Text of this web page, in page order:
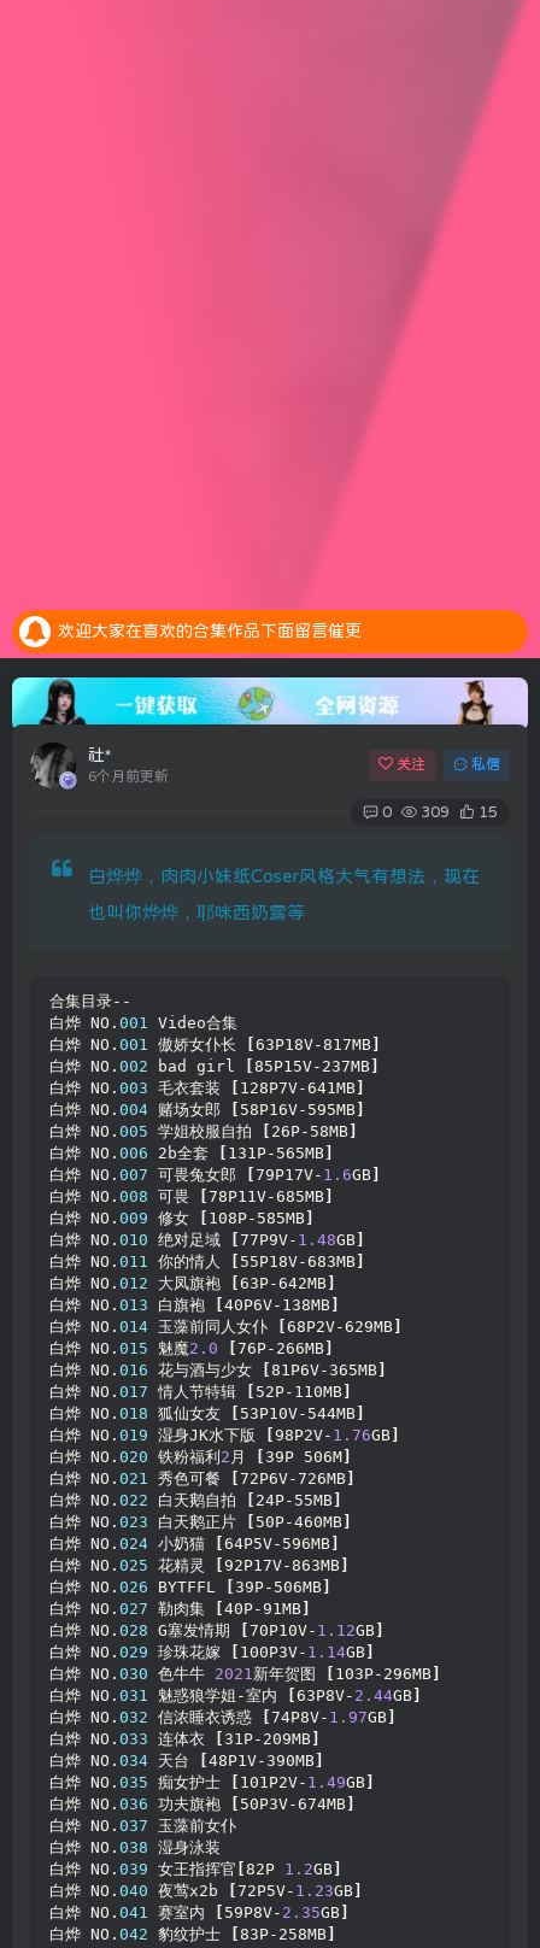
欢迎大家在喜欢的合集作品下面留言催更
社*
6个月前更新
关注 私信
0 309 15
白烨烨，肉肉小妹纸Coser风格大气有想法，现在
也叫你烨烨，耶咪西奶露等
合集目录--
白烨 NO. 001
Video合集
白烨 NO. 001 傲娇女仆长 [63P18V-817MB]
白烨 NO. 002 bad girl [85P15V-237MB]
白烨 NO. 003 毛衣套装 [ 128P7V-641MB]
白烨 NO. 004 赌场女郎 [ 58P16V-595MB]
白烨 NO. 005 学姐校服自拍 [ 26P-58MB]
白烨 NO. 006 2b全套 [ 131P-565MB]
白烨 NO. 007 可畏兔女郎 [79P17V- 1.6GB]
白烨 NO. 008 可畏 [78P11V-685MB]
白烨 NO. 009 修女 [ 108P-585MB]
白烨 NO. 010 绝对足域 [77P9V- 1.48GB]
白烨 NO. 011 你的情人 [ 55P18V-683MB]
白烨 NO. 012 大凤旗袍 [63P-642MB]
白烨 NO. 013 白旗袍 [40P6V-138MB]
白烨 NO. 014 玉藻前同人女仆 [68P2V-629MB]
白烨 NO. 015 魅魔2.0 [76P-266MB]
白烨 NO. 016 花与酒与少女 [81P6V-365MB]
白烨 NO. 017 情人节特辑 [ 52P-110MB]
白烨 NO. 018 狐仙女友 [ 53P10V-544MB]
白烨 NO. 019 湿身JK水下版 [ 98P2V- 1.76GB]
白烨 NO. 020 铁粉福利2 月 [39P 506M]
白烨 NO. 021 秀色可餐 [72P6V-726MB]
白烨 NO. 022 白天鹅自拍 [ 24P-55MB]
白烨 NO. 023 白天鹅正片 [ 50P-460MB]
白烨 NO. 024 小奶猫 [64P5V-596MB]
白烨 NO. 025 花精灵 [ 92P17V-863MB]
白烨 NO. 026 BYTFFL [39P-506MB]
白烨 NO. 027 勒肉集 [40P-91MB]
白烨 NO. 028 G塞发情期 [70P10V- 1.12GB]
白烨 NO. 029 珍珠花嫁 [ 100P3V- 1.14GB]
白烨 NO. 030 色牛牛 2021 新年贺图 [ 103P-296MB]
白烨 NO. 031 魅惑狼学姐-室内 [63P8V- 2.44GB]
白烨 NO. 032 信浓睡衣诱惑 [74P8V- 1.97GB]
白烨 NO. 033 连体衣 [31P-209MB]
白烨 NO. 034 天台 [48P1V-390MB]
白烨 NO. 035 痴女护士 [ 101P2V- 1.49GB]
白烨 NO. 036 功夫旗袍 [ 50P3V-674MB]
白烨 NO. 037 玉藻前女仆
白烨 NO. 038 湿身泳装
白烨 NO. 039 女王指挥官 [82P 1.2GB]
白烨 NO. 040 夜莺x2b [72P5V- 1.23GB]
白烨 NO. 041 赛室内 [ 59P8V- 2.35GB]
白烨 NO. 042 豹纹护士 [83P-258MB]